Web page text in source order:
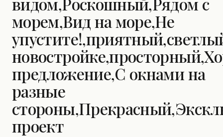
морем,Вид на море,Не
предложение,С окнами на
разные
проект